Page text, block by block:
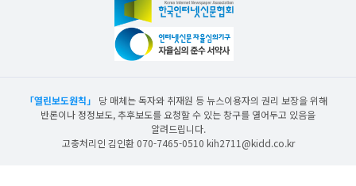
「열린보도원칙」
당 매체는 독자와 취재원 등 뉴스이용자의 권리 보장을 위해
반론이나 정정보도, 추후보도를 요청할 수 있는 창구를 열어두고 있음을
알려드립니다.
고충처리인 김인환 070-7465-0510 kih2711@kidd.co.kr